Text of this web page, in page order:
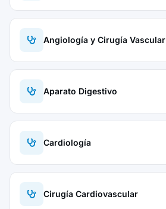
Angiología y Cirugía Vascular
Aparato Digestivo
Cardiología
Cirugía Cardiovascular